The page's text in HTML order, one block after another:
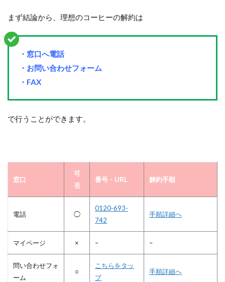
まず結論から、理想のコーヒーの解約は
・窓口へ電話
・お問い合わせフォーム
・FAX
で行うことができます。
窓口
可
否
番号・URL 解約手順
電話 ◯
0120-693-
742
手順詳細へ
マイページ × – –
問い合わせフォ
ーム
○
こちらをタッ
プ
手順詳細へ